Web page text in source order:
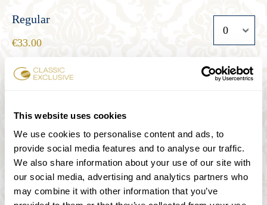
This website uses cookies
We use cookies to personalise content and ads, to
provide social media features and to analyse our traffic.
We also share information about your use of our site with
our social media, advertising and analytics partners who
may combine it with other information that you’ve
Regular
33.00
Senior
27.00